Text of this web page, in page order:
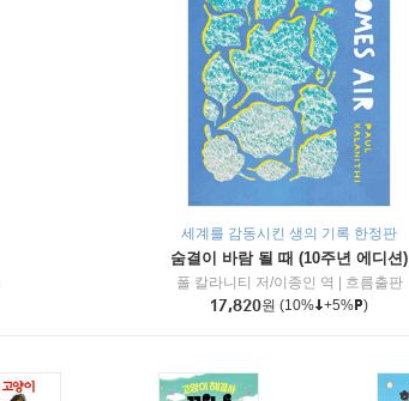
미래엔아이세움
세계를 감동시킨 생의 기록 한정판
숨결이 바람 될 때 (10주년 에디션)
폴 칼라니티 저/이종인 역
흐름출판
17,820원 (10% +5% )